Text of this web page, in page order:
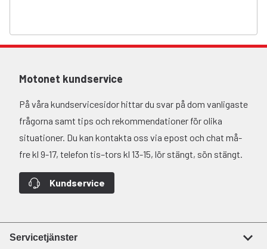
Motonet kundservice
På våra kundservicesidor hittar du svar på dom vanligaste
frågorna samt tips och rekommendationer för olika
situationer. Du kan kontakta oss via epost och chat må-
fre kl 9-17, telefon tis–tors kl 13-15, lör stängt, sön stängt.
Kundservice
Servicetjänster